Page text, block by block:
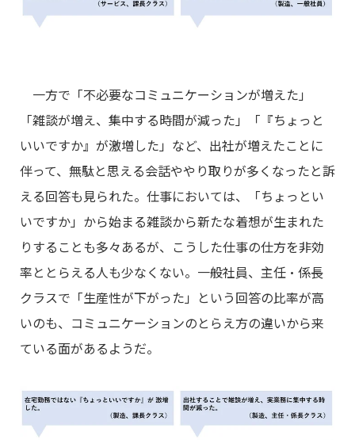
一方で「不必要なコミュニケーションが増えた」
「雑談が増え、集中する時間が減った」「『ちょっと
いいですか』が激増した」など、出社が増えたことに
伴って、無駄と思える会話ややり取りが多くなったと訴
える回答も見られた。仕事においては、「ちょっとい
いですか」から始まる雑談から新たな着想が生まれた
りすることも多々あるが、こうした仕事の仕方を非効
率ととらえる人も少なくない。一般社員、主任・係長
クラスで「生産性が下がった」という回答の比率が高
いのも、コミュニケーションのとらえ方の違いから来
ている面があるようだ。